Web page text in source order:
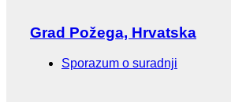
Grad Požega, Hrvatska
Sporazum o suradnji